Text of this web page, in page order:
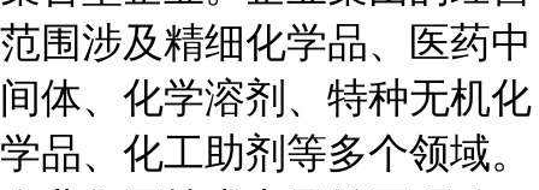
范围涉及精细化学品、医药中
间体、化学溶剂、特种无机化
学品、化工助剂等多个领域。